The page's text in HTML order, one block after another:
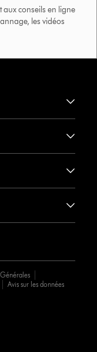
aux conseils en ligne
les vidéos
Avis sur les données